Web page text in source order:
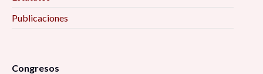
Publicaciones
Congresos